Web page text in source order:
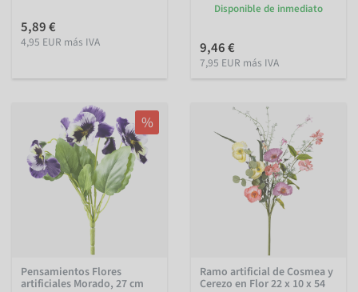
5,89 €
4,95 EUR más IVA
Disponible de inmediato
9,46 €
7,95 EUR más IVA
%
Pensamientos Flores
artificiales Morado, 27 cm
Ramo artificial de Cosmea y
Cerezo en Flor 22 x 10 x 54